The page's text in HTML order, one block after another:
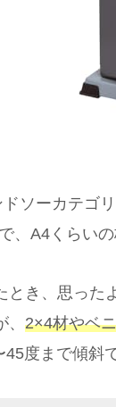
ソーカテゴ
、A4くらい
とき、思った
2×4材やベ
度まで傾斜